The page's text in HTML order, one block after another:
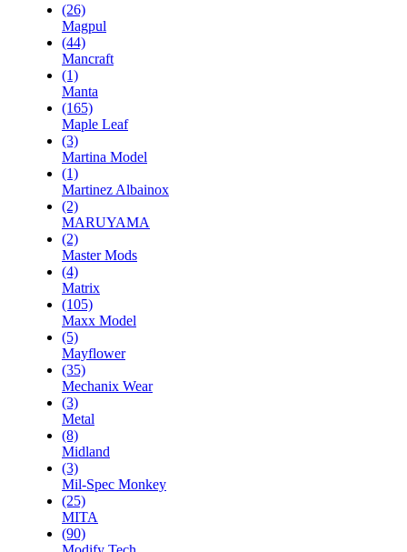
(26)
Magpul
(44)
Mancraft
(1)
Manta
(165)
Maple Leaf
(3)
Martina Model
(1)
Martinez Albainox
(2)
MARUYAMA
(2)
Master Mods
(4)
Matrix
(105)
Maxx Model
(5)
Mayflower
(35)
Mechanix Wear
(3)
Metal
(8)
Midland
(3)
Mil-Spec Monkey
(25)
MITA
(90)